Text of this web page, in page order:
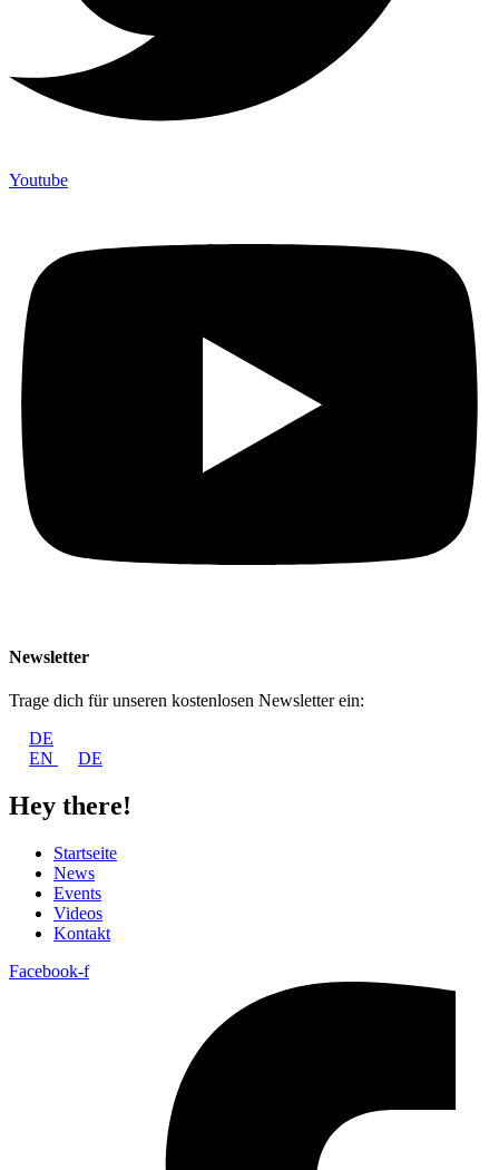
Youtube
Newsletter
Trage dich für unseren kostenlosen Newsletter ein:
DE
EN
DE
Hey there!
Startseite
News
Events
Videos
Kontakt
Facebook-f